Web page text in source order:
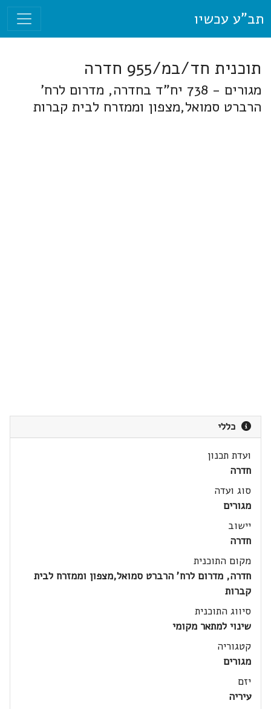
תב"ע עכשיו
תוכנית חד/במ/955 חדרה
מגורים - 738 יח"ד בחדרה, מדרום לרח'
הרברט סמואל,מצפון וממזרח לבית קברות
כללי
ועדת תכנון
חדרה
סוג ועדה
מגורים
יישוב
חדרה
מקום התוכנית
חדרה, מדרום לרח' הרברט סמואל,מצפון וממזרח לבית
קברות
סיווג התוכנית
שינוי למתאר מקומי
קטגוריה
מגורים
יזם
עיריה